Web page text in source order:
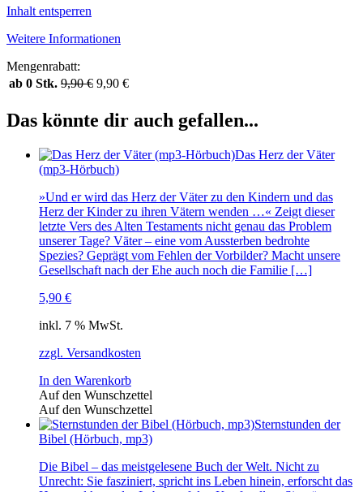
Inhalt entsperren
Weitere Informationen
Mengenrabatt:
ab 0 Stk. 9,90€ 9,90 €
Das könnte dir auch gefallen...
Das Herz der Väter
(mp3-Hörbuch)
»Und er wird das Herz der Väter zu den Kindern und das
Herz der Kinder zu ihren Vätern wenden …« Zeigt dieser
letzte Vers des Alten Testaments nicht genau das Problem
unserer Tage? Väter – eine vom Aussterben bedrohte
Spezies? Geprägt vom Fehlen der Vorbilder? Macht unsere
Gesellschaft nach der Ehe auch noch die Familie […]
5,90 €
inkl. 7 % MwSt.
zzgl. Versandkosten
In den Warenkorb
Auf den Wunschzettel
Auf den Wunschzettel
Sternstunden der
Bibel (Hörbuch, mp3)
Die Bibel – das meistgelesene Buch der Welt. Nicht zu
Unrecht: Sie fasziniert, spricht ins Leben hinein, erforscht das